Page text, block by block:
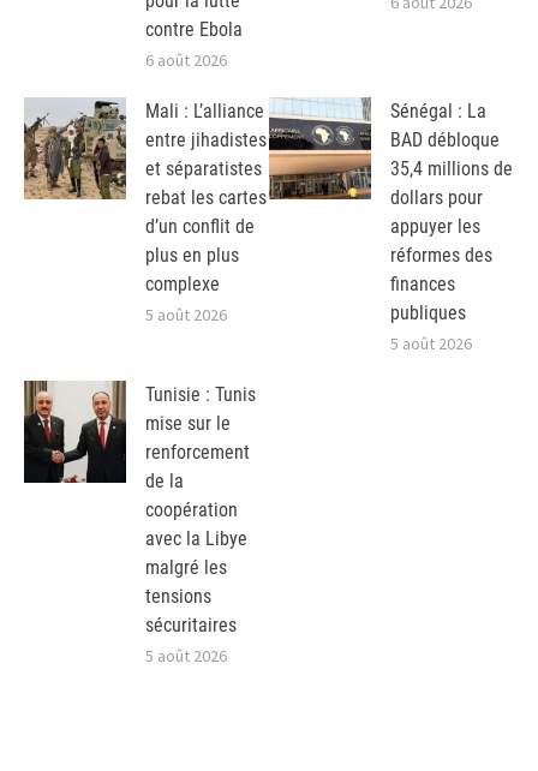
contre Ebola
6 août 2026
Mali : L’alliance
entre jihadistes
et séparatistes
rebat les cartes
d’un conflit de
plus en plus
complexe
5 août 2026
Sénégal : La
BAD débloque
35,4 millions de
dollars pour
appuyer les
réformes des
finances
publiques
5 août 2026
Tunisie : Tunis
mise sur le
renforcement
de la
coopération
avec la Libye
malgré les
tensions
sécuritaires
5 août 2026